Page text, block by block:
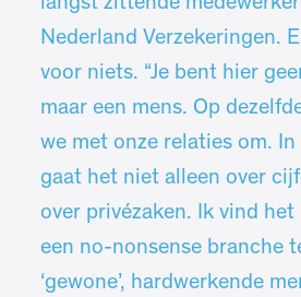
langst zittende
Nederland Verzekeringen.
voor niets. “Je bent hier
maar een mens. Op
we met onze relaties om. In
gaat het niet alleen over
over privézaken. Ik vind
een no-nonsense branche
‘gewone’, hardwerkende